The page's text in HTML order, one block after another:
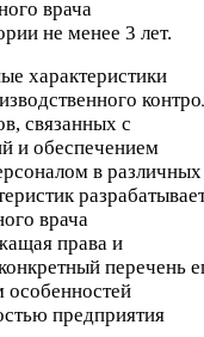
врача
не менее 3 лет.
характеристики
связанных с
и обеспечением
в различных
врача
права и
перечень
особенностей
предприятия